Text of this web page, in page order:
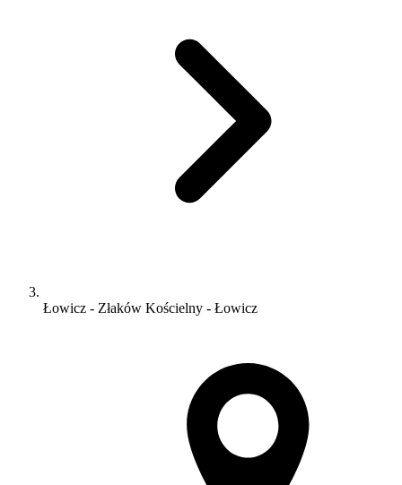
Łowicz - Złaków Kościelny - Łowicz